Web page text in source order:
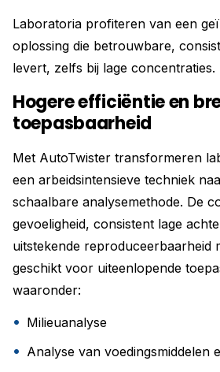
Laboratoria profiteren van een
oplossing die betrouwbare,
levert, zelfs bij lage concentraties.
Hogere efficiëntie en
toepasbaarheid
Met AutoTwister transformeren
een arbeidsintensieve techniek
schaalbare analysemethode. De
gevoeligheid, consistent lage
uitstekende reproduceerbaarheid
geschikt voor uiteenlopende
waaronder:
Milieuanalyse
Analyse van voedingsmiddelen